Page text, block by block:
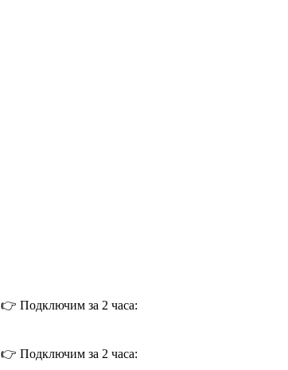
👉 Подключим за 2 часа:
👉 Подключим за 2 часа: